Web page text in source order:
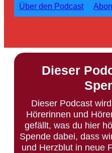
Über den Podcast
Dieser
Dieser Podcast
Hörerinnen und
gefällt, was du hier
Spende dabei, dass
und Herzblut in neue